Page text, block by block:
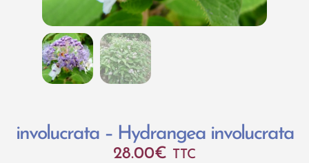
involucrata – Hydrangea involucrata
28.00€ TTC